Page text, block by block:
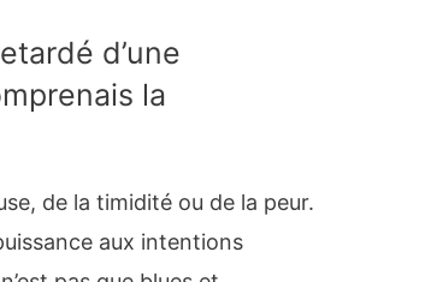
d’une
la
de la timidité ou de la peur.
aux intentions